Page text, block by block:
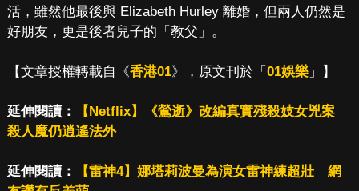
活，雖然他最後與 Elizabeth Hurley 離婚，但兩人仍然是
好朋友，更是後者兒子的「教父」。
【文章授權轉載自《香港01》，原文刊於「 01娛樂」】
延伸閱讀：
【Netflix】《鶯逝》改編真實殘殺妓女兇案
殺人魔仍逍遙法外
延伸閱讀：
【雷神4】娜塔莉波曼為演女雷神練超壯 網